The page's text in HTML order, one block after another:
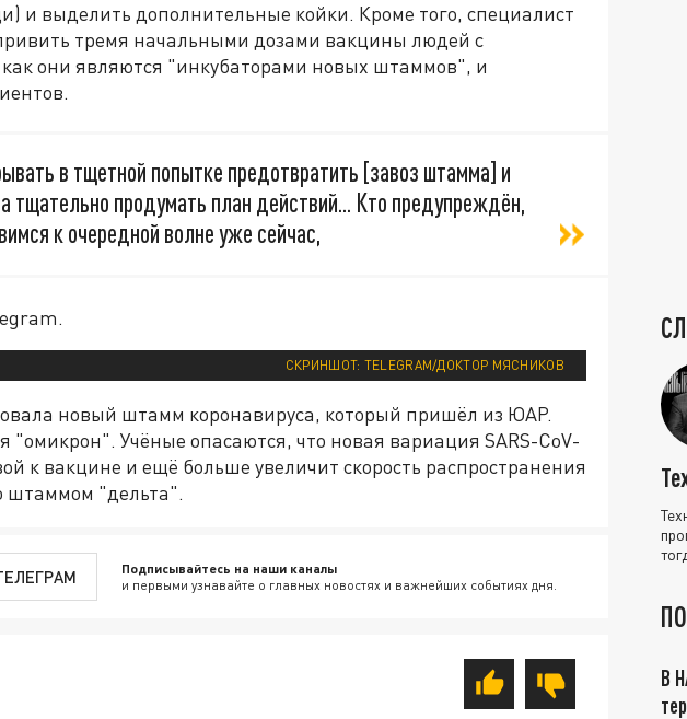
и выделить дополнительные койки. Кроме того, специалист
тремя начальными дозами вакцины людей с
они являются "инкубаторами новых штаммов", и
в тщетной попытке предотвратить [завоз штамма] и
тщательно продумать план действий... Кто предупреждён,
к очередной волне уже сейчас,
СКРИНШОТ: TELEGRAM/ДОКТОР МЯСНИКОВ
новый штамм коронавируса, который пришёл из ЮАР.
"омикрон". Учёные опасаются, что новая вариация SARS-CoV-
к вакцине и ещё больше увеличит скорость распространения
штаммом "дельта".
Подписывайтесь на наши каналы
и первыми узнавайте о главных новостях и важнейших событиях дня.
В